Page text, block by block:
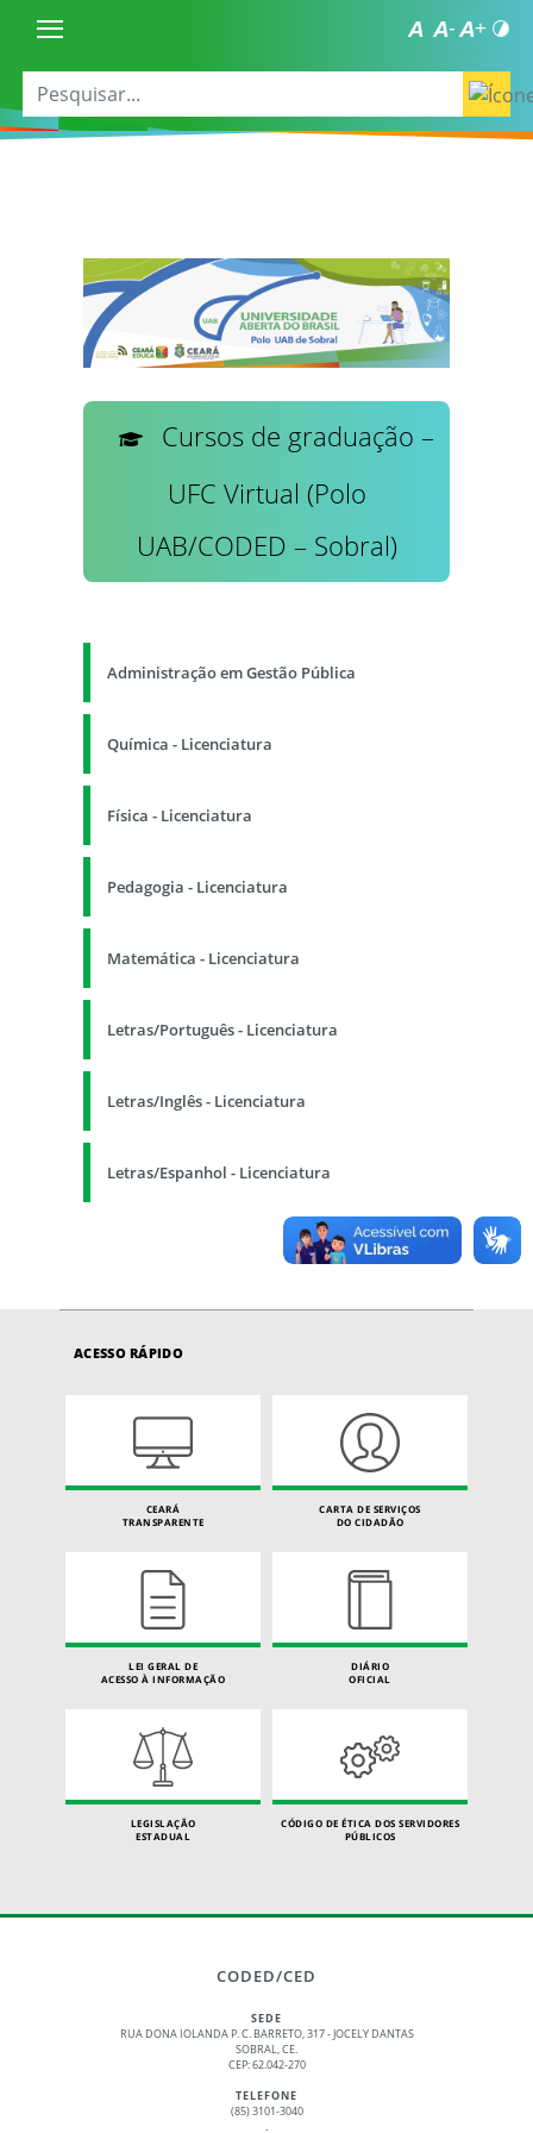
Cursos de graduação –
UFC Virtual (Polo
UAB/CODED – Sobral)
Administração em Gestão Pública
Química - Licenciatura
Física - Licenciatura
Pedagogia - Licenciatura
Matemática - Licenciatura
Letras/Português - Licenciatura
Letras/Inglês - Licenciatura
Letras/Espanhol - Licenciatura
ACESSO RÁPIDO
CEARÁ
TRANSPARENTE
CARTA DE SERVIÇOS
DO CIDADÃO
LEI GERAL DE
ACESSO À INFORMAÇÃO
DIÁRIO
OFICIAL
LEGISLAÇÃO
ESTADUAL
CÓDIGO DE ÉTICA DOS SERVIDORES
PÚBLICOS
CODED/CED
SEDE
RUA DONA IOLANDA P. C. BARRETO, 317 - JOCELY DANTAS
SOBRAL, CE.
CEP: 62.042-270
TELEFONE
(85) 3101-3040
.